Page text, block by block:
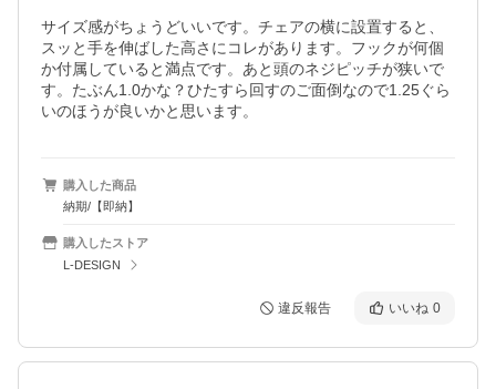
サイズ感がちょうどいいです。チェアの横に設置すると、
スッと手を伸ばした高さにコレがあります。フックが何個
か付属していると満点です。あと頭のネジピッチが狭いで
す。たぶん1.0かな？ひたすら回すのご面倒なので1.25ぐら
いのほうが良いかと思います。
購入した商品
納期/【即納】
購入したストア
L-DESIGN
違反報告 いいね 0